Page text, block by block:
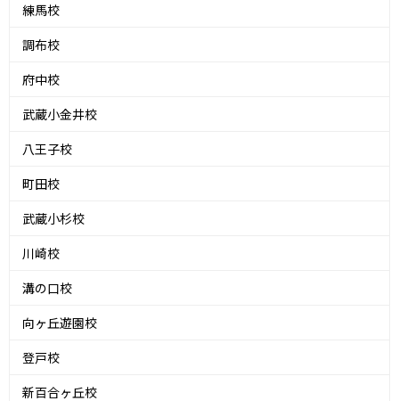
練馬校
調布校
府中校
武蔵小金井校
八王子校
町田校
武蔵小杉校
川崎校
溝の口校
向ヶ丘遊園校
登戸校
新百合ヶ丘校